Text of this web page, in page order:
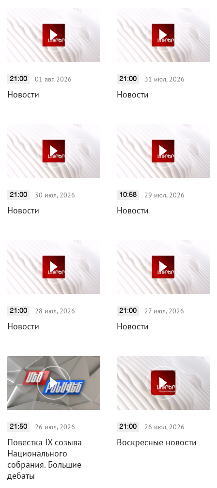
21:00 01 авг, 2026
Новости
21:00 31 июл, 2026
Новости
21:00 30 июл, 2026
Новости
10:58 29 июл, 2026
Новости
21:00 28 июл, 2026
Новости
21:00 27 июл, 2026
Новости
21:50 26 июл, 2026
Повестка IX созыва
Национального
собрания. Большие
дебаты
21:00 26 июл, 2026
Воскресные новости